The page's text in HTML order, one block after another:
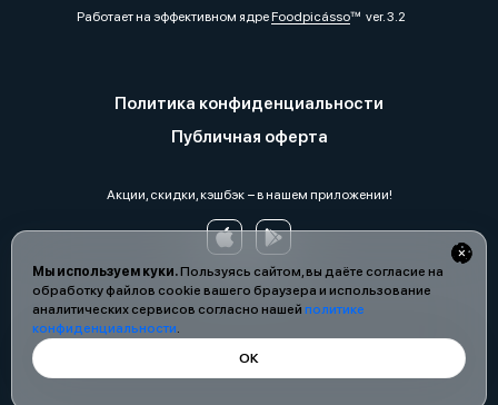
Мы используем куки.Пользуясь сайтом, вы даёте согласие на
обработку файлов cookie вашего браузера и использование
аналитических сервисов согласно нашей политике
конфиденциальности.
ОК
Работает на эффективном ядреFoodpicássover. 3.2
Политика конфиденциальности
Публичная оферта
Акции, скидки, кэшбэк − в нашем приложении!